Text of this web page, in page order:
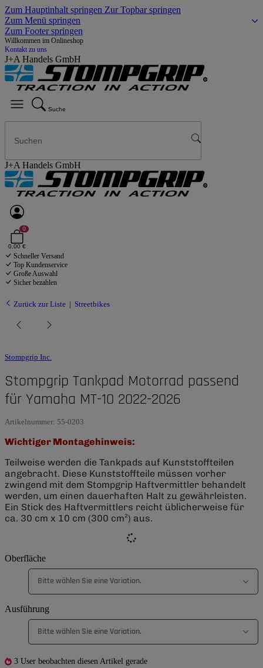
Zum Hauptinhalt springen Zur Topbar springen
Zum Menü springen
Zum Footer springen
Willkommen im Onlineshop
Kontakt zu uns
J+A Handels GmbH
Suche
J+A Handels GmbH
0
0,00 €
Schneller Versand
Top Kundenservice
Große Auswahl
Sicher bezahlen
Zurück zur Liste Streetbikes
Stompgrip Inc.
Stompgrip Tankpad Motorrad passend
für Yamaha MT-10 2022-2026
Artikelnummer: 55-0203
Wichtiger Montagehinweis:
Teilweise werden die Tankpads auf Kunststoffteilen
angebracht. Diese Kunststoffteile müssen vorher
zwingend mit dem Stompgrip Haftvermittler behandelt
werden, um einen dauerhaften Halt zu gewährleisten.
Ein Stick des Haftvermittlers reicht üblicherweise für
ca. 30 cm x 10 cm (300 cm²) aus.
Oberfläche
Bitte wählen Sie eine Variation.
Ausführung
Bitte wählen Sie eine Variation.
3 User beobachten diesen Artikel gerade